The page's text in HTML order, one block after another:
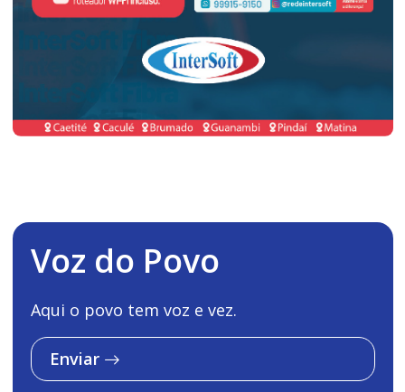
Voz do Povo
Aqui o povo tem voz e vez.
Enviar